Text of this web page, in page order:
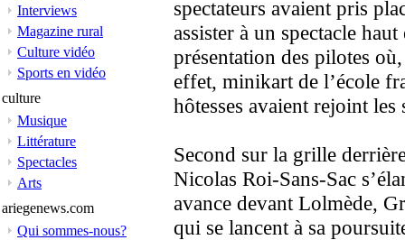
Interviews
Magazine rural
Culture vidéo
Sports en vidéo
culture
Musique
Littérature
Spectacles
Arts
ariegenews.com
Qui sommes-nous?
spectateurs avaient pris
assister à un spectacle
présentation des pilotes
effet, minikart de l’école
hôtesses avaient rejoint les
Second sur la grille
Nicolas Roi-Sans-Sac
avance devant Lolmède,
qui se lancent à sa